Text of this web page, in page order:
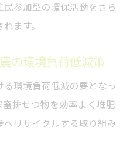
参加型の環保活動をさら
ます。
の環境負荷低減策
環境負荷低減の要となっ
排せつ物を効率よく堆肥
リサイクルする取り組み